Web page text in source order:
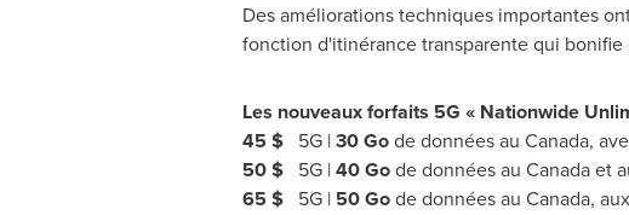
Des améliorations techniques importantes
fonction d'itinérance transparente qui
Les nouveaux forfaits 5G « Nationwide
45 $5G |30 Gode données au Canada,
50 $5G |40 Gode données au Canadaet
65 $5G | 50 Gode données au Canada,